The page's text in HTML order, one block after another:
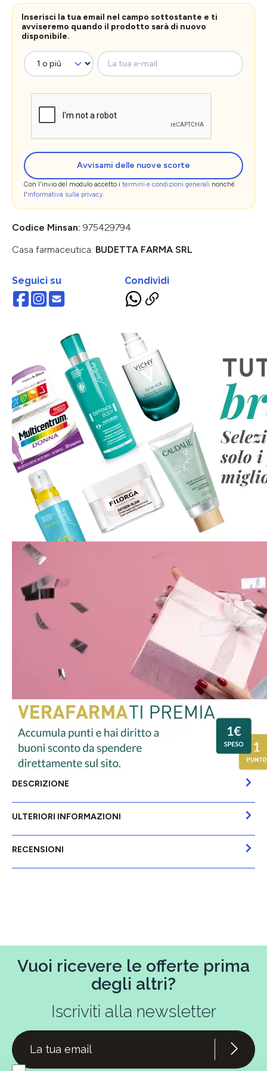
Inserisci la tua email nel campo sottostante e ti
avviseremo quando il prodotto sarà di nuovo
disponibile.
La tua e-mail
Avvisami delle nuove scorte
Con l'invio del modulo accetto i termini e condizioni generali nonché
l'informativa sulla privacy.
Codice Minsan: 975429794
Casa farmaceutica: BUDETTA FARMA SRL
Seguici su Condividi
DESCRIZIONE
ULTERIORI INFORMAZIONI
RECENSIONI
Vuoi ricevere le offerte prima
degli altri?
Iscriviti alla newsletter